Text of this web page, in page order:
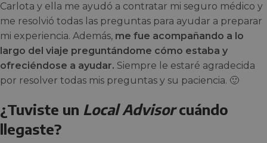
Carlota y ella me ayudó a contratar mi seguro médico y
me resolvió todas las preguntas para ayudar a preparar
mi experiencia. Además, me fue acompañando a lo
largo del viaje preguntándome cómo estaba y
ofreciéndose a ayudar. Siempre le estaré agradecida
por resolver todas mis preguntas y su paciencia. 🙂
¿Tuviste un Local Advisorcuándo
llegaste?